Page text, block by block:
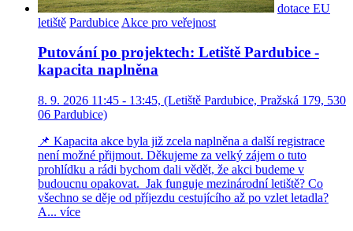
dotace EU
letiště Pardubice Akce pro veřejnost
Putování po projektech: Letiště Pardubice -
kapacita naplněna
8. 9. 2026 11:45 - 13:45, (Letiště Pardubice, Pražská 179, 530
06 Pardubice)
📌 Kapacita akce byla již zcela naplněna a další registrace
není možné přijmout. Děkujeme za velký zájem o tuto
prohlídku a rádi bychom dali vědět, že akci budeme v
budoucnu opakovat. Jak funguje mezinárodní letiště? Co
všechno se děje od příjezdu cestujícího až po vzlet letadla?
A... více